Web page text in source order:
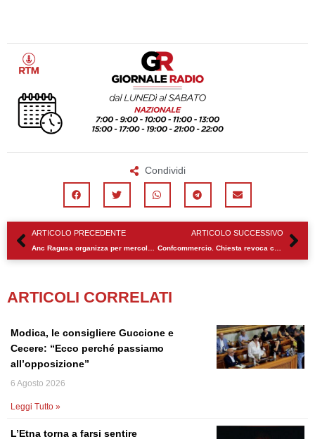
Condividi
Precedente
ARTICOLO PRECEDENTE ARTICOLO SUCCESSIVO
ARTICOLI CORRELATI
Modica, le consigliere Guccione e
Cecere: “Ecco perché passiamo
all’opposizione”
6 Agosto 2026
Leggi Tutto »
L’Etna torna a farsi sentire